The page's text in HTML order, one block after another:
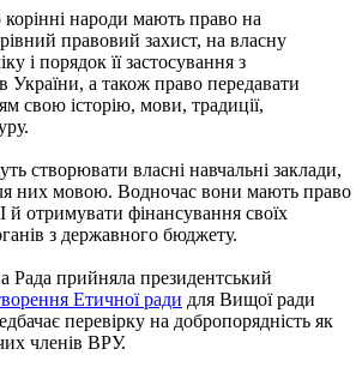
корінні народи мають право на
правовий захист, на власну
і порядок її застосування з
України, а також право передавати
свою історію, мови, традиції,
створювати власні навчальні заклади,
них мовою. Водночас вони мають право
й отримувати фінансування своїх
з державного бюджету.
Рада прийняла президентський
Етичної ради для Вищої ради
перевірку на добропорядність як
членів ВРУ.